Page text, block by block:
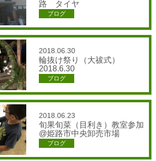
路 タイヤ
ブログ
2018.06.30
輪抜け祭り（大祓式）
2018.6.30
ブログ
2018.06.23
旬果旬菜（目利き）教室参加
@姫路市中央卸売市場
ブログ